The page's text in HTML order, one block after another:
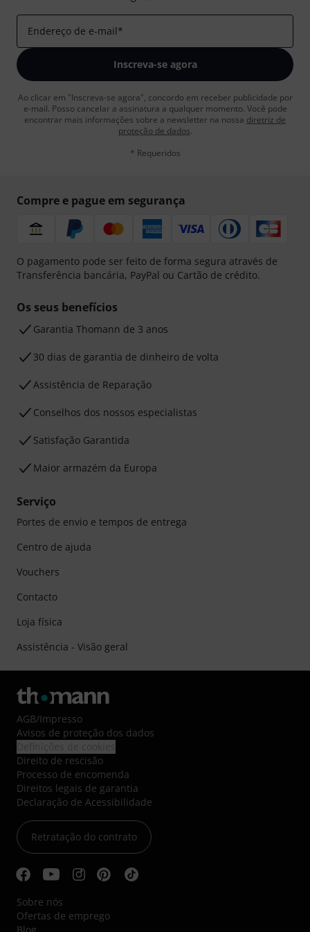
Endereço de e-mail*
Inscreva-se agora
Ao clicar em "Inscreva-se agora", concordo em receber publicidade por
e-mail. Posso cancelar a assinatura a qualquer momento. Você pode
encontrar mais informações sobre a newsletter na nossa diretriz de
proteção de dados.
* Requeridos
Compre e pague em segurança
O pagamento pode ser feito de forma segura através de
Transferência bancária, PayPal ou Cartão de crédito.
Os seus benefícios
Garantia Thomann de 3 anos
30 dias de garantia de dinheiro de volta
Assistência de Reparação
Conselhos dos nossos especialistas
Satisfação Garantida
Maior armazém da Europa
Serviço
Portes de envio e tempos de entrega
Centro de ajuda
Vouchers
Contacto
Loja física
Assistência - Visão geral
AGB/Impresso
Avisos de proteção dos dados
Direito de rescisão
Processo de encomenda
Direitos legais de garantia
Declaração de Acessibilidade
Retratação do contrato
Sobre nós
Ofertas de emprego